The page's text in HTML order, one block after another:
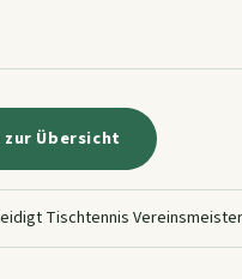
Übersicht
Tischtennis